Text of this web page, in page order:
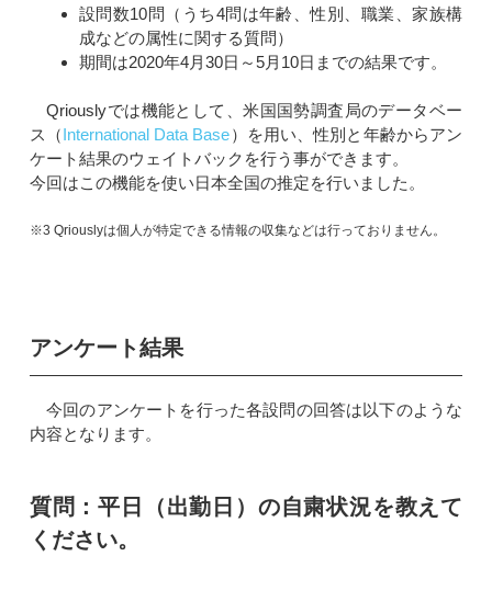
設問数10問（うち4問は年齢、性別、職業、家族構
成などの属性に関する質問）
期間は2020年4月30日～5月10日までの結果です。
Qriouslyでは機能として、米国国勢調査局のデータベー
ス（International Data Base）を用い、性別と年齢からアン
ケート結果のウェイトバックを行う事ができます。
今回はこの機能を使い日本全国の推定を行いました。
※3 Qriouslyは個人が特定できる情報の収集などは行っておりません。
アンケート結果
今回のアンケートを行った各設問の回答は以下のような
内容となります。
質問：平日（出勤日）の自粛状況を教えて
ください。